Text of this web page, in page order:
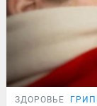
ЗДОРОВЬЕ